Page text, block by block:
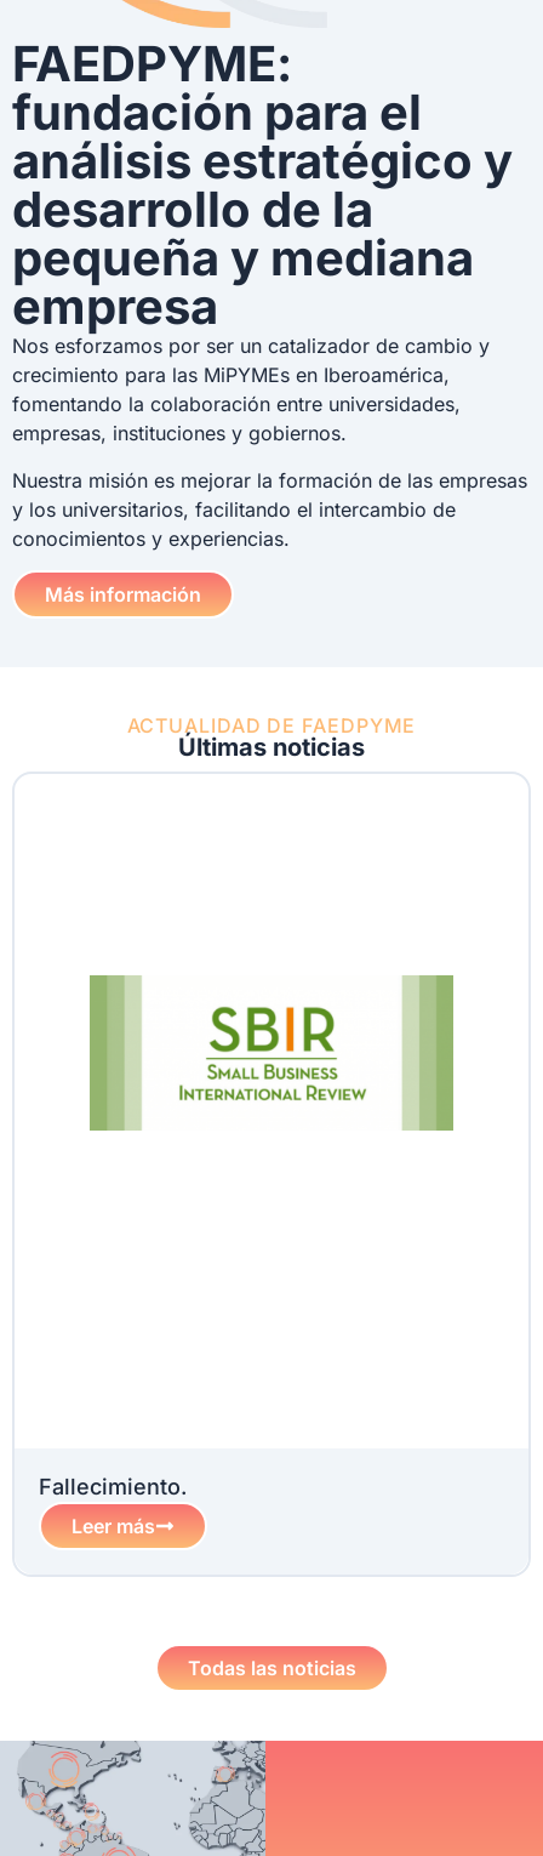
FAEDPYME:
fundación para el
análisis estratégico y
desarrollo de la
pequeña y mediana
empresa
Nos esforzamos por ser un catalizador de cambio y
crecimiento para las MiPYMEs en Iberoamérica,
fomentando la colaboración entre universidades,
empresas, instituciones y gobiernos.
Nuestra misión es mejorar la formación de las empresas
y los universitarios, facilitando el intercambio de
conocimientos y experiencias.
Más información
ACTUALIDAD DE FAEDPYME
Últimas noticias
Fallecimiento.
Leer más
Todas las noticias